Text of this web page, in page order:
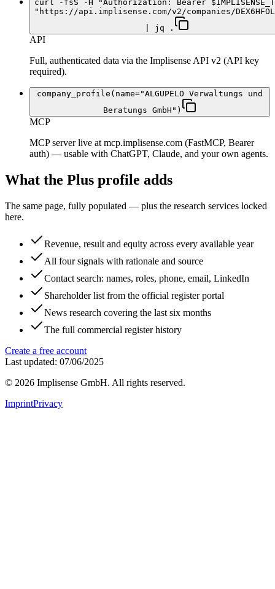
curl -fsS -H "Authorization: Bearer
"https://api.implisense.com/v2/companies/
| jq .
API
Full, authenticated data via the Implisense API v2 (API key
required).
company_profile(name="ALGUPELO Verwaltungs und
Beratungs GmbH")
MCP
MCP server live at mcp.implisense.com (FastMCP, Bearer
auth) — usable with ChatGPT, Claude, and your own agents.
What the Plus profile adds
The same page, fully populated — plus the research services locked
here.
Revenue, result and equity across every available year
All four signals with rationale and source
Contact search: names, roles, phone, email, LinkedIn
Shareholder list from the official register portal
News research covering the last six months
The full commercial register history
Create a free account
Last updated: 07/06/2025
© 2026 Implisense GmbH. All rights reserved.
ImprintPrivacy